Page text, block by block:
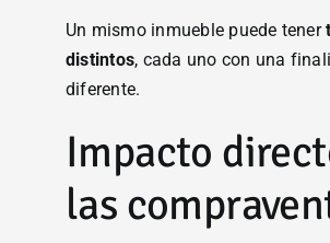
Un mismo inmueble puede tener
distintos, cada uno con una
diferente.
Impacto
las